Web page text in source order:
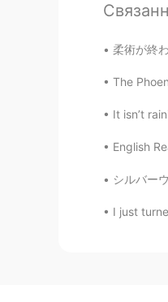
柔術が終わっ
The
It isn’t
English
シルバーウィーク
I just